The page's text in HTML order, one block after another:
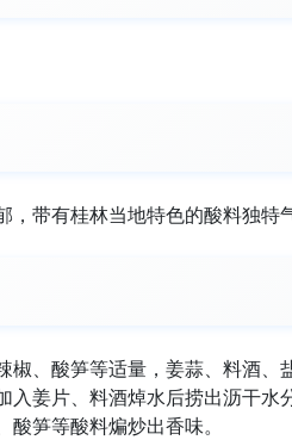
带有桂林当地特色的酸料独特气
、酸笋等适量，姜蒜、料酒、
姜片、料酒焯水后捞出沥干水分
笋等酸料煸炒出香味。